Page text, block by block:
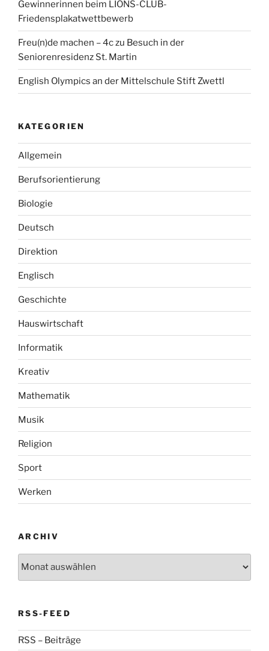
Gewinnerinnen beim LIONS-CLUB-
Friedensplakatwettbewerb
Freu(n)de machen – 4c zu Besuch in der
Seniorenresidenz St. Martin
English Olympics an der Mittelschule Stift Zwettl
KATEGORIEN
Allgemein
Berufsorientierung
Biologie
Deutsch
Direktion
Englisch
Geschichte
Hauswirtschaft
Informatik
Kreativ
Mathematik
Musik
Religion
Sport
Werken
ARCHIV
RSS-FEED
RSS – Beiträge